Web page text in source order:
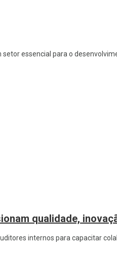
essencial para o
qualidade,
internos para capacitar